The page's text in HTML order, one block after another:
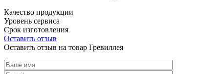
Качество продукции
Уровень сервиса
Срок изготовления
Оставить отзыв
Оставить отзыв на товар Гревиллея